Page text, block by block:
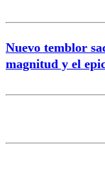
Nuevo temblor
magnitud y el